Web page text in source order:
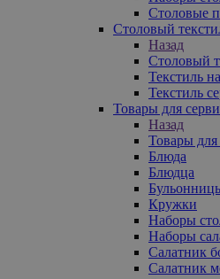
Столовые
Столовый
Назад
Столовый
Текстиль
Текстиль
Товары для
Назад
Товары для
Блюда
Блюдца
Кружки
Наборы
Наборы
Салатник
Салатник